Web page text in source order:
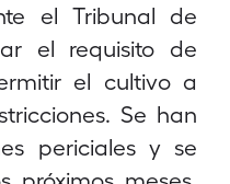
el Tribunal de
el requisito de
el cultivo a
Se han
periciales y se